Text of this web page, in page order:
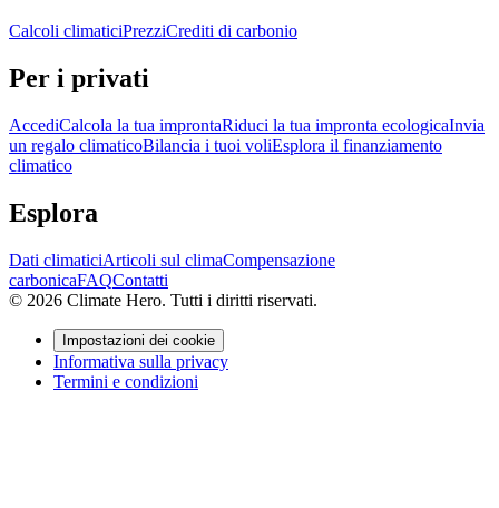
Calcoli climaticiPrezziCrediti di carbonio
Per i privati
AccediCalcola la tua improntaRiduci la tua impronta ecologicaInvia
un regalo climaticoBilancia i tuoi voliEsplora il finanziamento
climatico
Esplora
Dati climaticiArticoli sul climaCompensazione
carbonicaFAQContatti
© 2026 Climate Hero. Tutti i diritti riservati.
Impostazioni dei cookie
Informativa sulla privacy
Termini e condizioni